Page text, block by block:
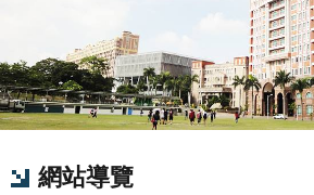
網站導覽